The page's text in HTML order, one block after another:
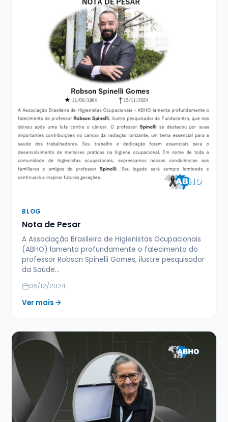
BLOG
Nota de Pesar
A Associação Brasileira de Higienistas Ocupacionais
(ABHO) lamenta profundamente o falecimento do
professor Robson Spinelli Gomes, ilustre pesquisador
da Saúde…
06/12/2024
Ver mais